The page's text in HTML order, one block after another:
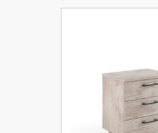
Выберите